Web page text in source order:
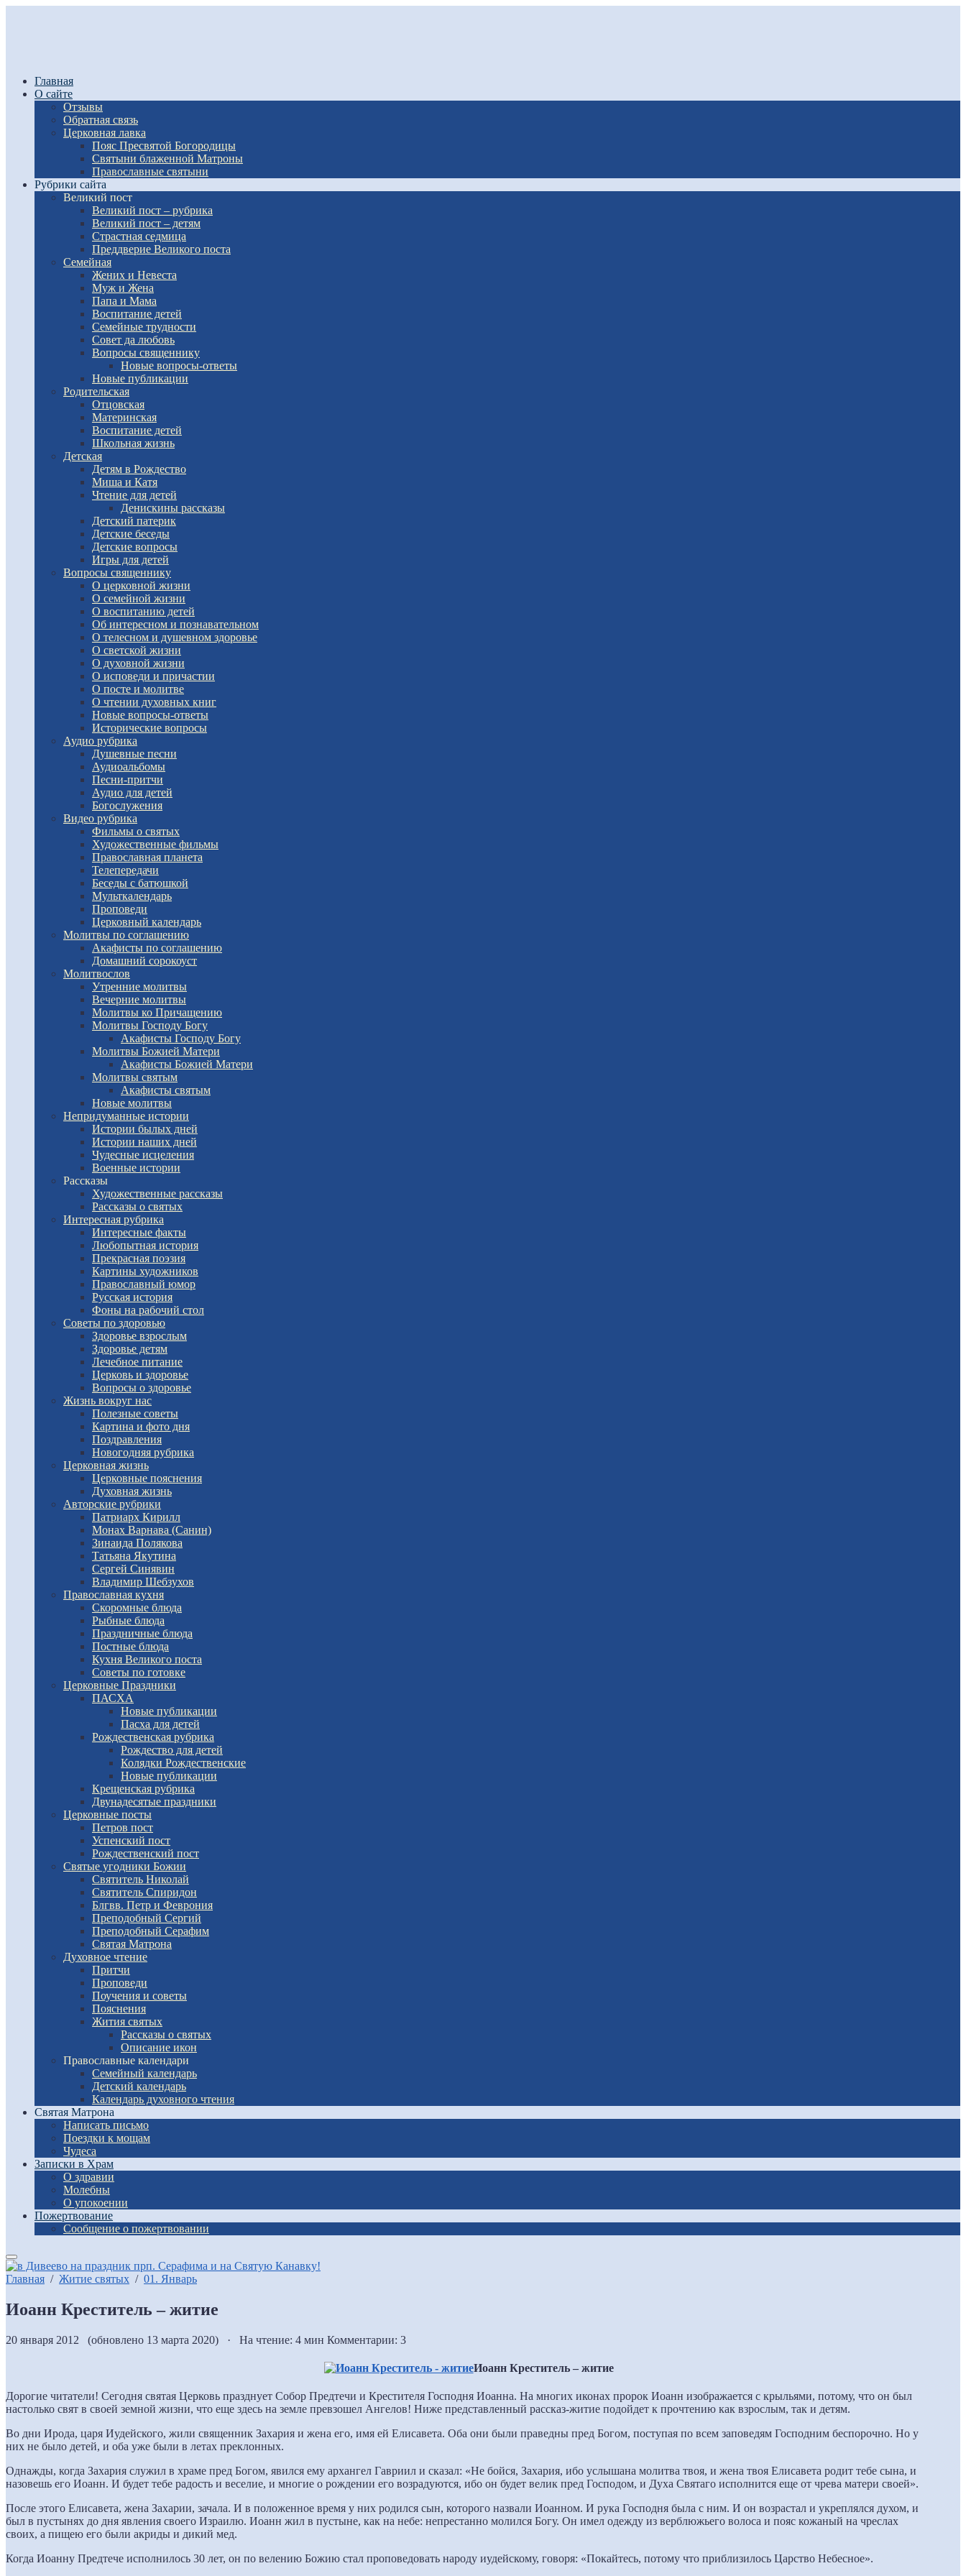
Главная
О сайте
Отзывы
Обратная связь
Церковная лавка
Пояс Пресвятой Богородицы
Святыни блаженной Матроны
Православные святыни
Рубрики сайта
Великий пост
Великий пост – рубрика
Великий пост – детям
Страстная седмица
Преддверие Великого поста
Семейная
Жених и Невеста
Муж и Жена
Папа и Мама
Воспитание детей
Семейные трудности
Совет да любовь
Вопросы священнику
Новые вопросы-ответы
Новые публикации
Родительская
Отцовская
Материнская
Воспитание детей
Школьная жизнь
Детская
Детям в Рождество
Миша и Катя
Чтение для детей
Денискины рассказы
Детский патерик
Детские беседы
Детские вопросы
Игры для детей
Вопросы священнику
О церковной жизни
О семейной жизни
О воспитанию детей
Об интересном и познавательном
О телесном и душевном здоровье
О светской жизни
О духовной жизни
О исповеди и причастии
О посте и молитве
О чтении духовных книг
Новые вопросы-ответы
Исторические вопросы
Аудио рубрика
Душевные песни
Аудиоальбомы
Песни-притчи
Аудио для детей
Богослужения
Видео рубрика
Фильмы о святых
Художественные фильмы
Православная планета
Телепередачи
Беседы с батюшкой
Мульткалендарь
Проповеди
Церковный календарь
Молитвы по соглашению
Акафисты по соглашению
Домашний сорокоуст
Молитвослов
Утренние молитвы
Вечерние молитвы
Молитвы ко Причащению
Молитвы Господу Богу
Акафисты Господу Богу
Молитвы Божией Матери
Акафисты Божией Матери
Молитвы святым
Акафисты святым
Новые молитвы
Непридуманные истории
Истории былых дней
Истории наших дней
Чудесные исцеления
Военные истории
Рассказы
Художественные рассказы
Рассказы о святых
Интересная рубрика
Интересные факты
Любопытная история
Прекрасная поэзия
Картины художников
Православный юмор
Русская история
Фоны на рабочий стол
Советы по здоровью
Здоровье взрослым
Здоровье детям
Лечебное питание
Церковь и здоровье
Вопросы о здоровье
Жизнь вокруг нас
Полезные советы
Картина и фото дня
Поздравления
Новогодняя рубрика
Церковная жизнь
Церковные пояснения
Духовная жизнь
Авторские рубрики
Патриарх Кирилл
Монах Варнава (Санин)
Зинаида Полякова
Татьяна Якутина
Сергей Синявин
Владимир Шебзухов
Православная кухня
Скоромные блюда
Рыбные блюда
Праздничные блюда
Постные блюда
Кухня Великого поста
Советы по готовке
Церковные Праздники
ПАСХА
Новые публикации
Пасха для детей
Рождественская рубрика
Рождество для детей
Колядки Рождественские
Новые публикации
Крещенская рубрика
Двунадесятые праздники
Церковные посты
Петров пост
Успенский пост
Рождественский пост
Святые угодники Божии
Святитель Николай
Святитель Спиридон
Блгвв. Петр и Феврония
Преподобный Сергий
Преподобный Серафим
Святая Матрона
Духовное чтение
Притчи
Проповеди
Поучения и советы
Пояснения
Жития святых
Рассказы о святых
Описание икон
Православные календари
Семейный календарь
Детский календарь
Календарь духовного чтения
Святая Матрона
Написать письмо
Поездки к мощам
Чудеса
Записки в Храм
О здравии
Молебны
О упокоении
Пожертвование
Сообщение о пожертвовании
Главная / Житие святых / 01. Январь
Иоанн Креститель – житие
20 января 2012 (обновлено 13 марта 2020) · На чтение: 4 мин Комментарии: 3
Иоанн Креститель – житие
Дорогие читатели! Сегодня святая Церковь празднует Собор Предтечи и Крестителя Господня Иоанна. На многих иконах пророк Иоанн изображается с крыльями, потому, что он был
настолько свят в своей земной жизни, что еще здесь на земле превзошел Ангелов! Ниже представленный рассказ-житие подойдет к прочтению как взрослым, так и детям.
Во дни Ирода, царя Иудейского, жили священник Захария и жена его, имя ей Елисавета. Оба они были праведны пред Богом, поступая по всем заповедям Господним беспорочно. Но у
них не было детей, и оба уже были в летах преклонных.
Однажды, когда Захария служил в храме пред Богом, явился ему архангел Гавриил и сказал: «Не бойся, Захария, ибо услышана молитва твоя, и жена твоя Елисавета родит тебе сына, и
назовешь его Иоанн. И будет тебе радость и веселие, и многие о рождении его возрадуются, ибо он будет велик пред Господом, и Духа Святаго исполнится еще от чрева матери своей».
После этого Елисавета, жена Захарии, зачала. И в положенное время у них родился сын, которого назвали Иоанном. И рука Господня была с ним. И он возрастал и укреплялся духом, и
был в пустынях до дня явления своего Израилю. Иоанн жил в пустыне, как на небе: непрестанно молился Богу. Он имел одежду из верблюжьего волоса и пояс кожаный на чреслах
своих, а пищею его были акриды и дикий мед.
Когда Иоанну Предтече исполнилось 30 лет, он по велению Божию стал проповедовать народу иудейскому, говоря: «Покайтесь, потому что приблизилось Царство Небесное».